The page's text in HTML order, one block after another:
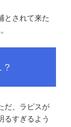
とされて来た
?
だ、ラピスが
るすぎるよう